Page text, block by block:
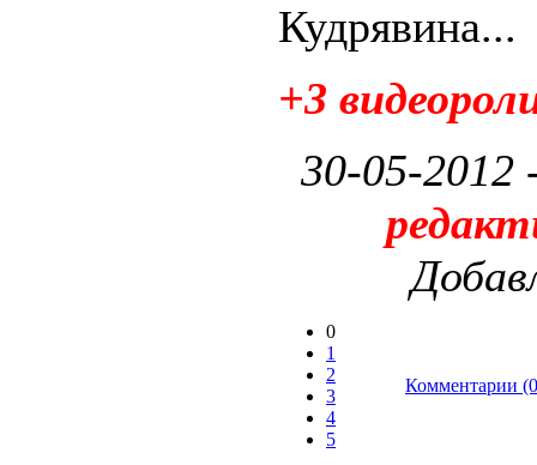
Кудрявина...
+3
30-05-2012
0
1
2
3
4
5
Комментарии